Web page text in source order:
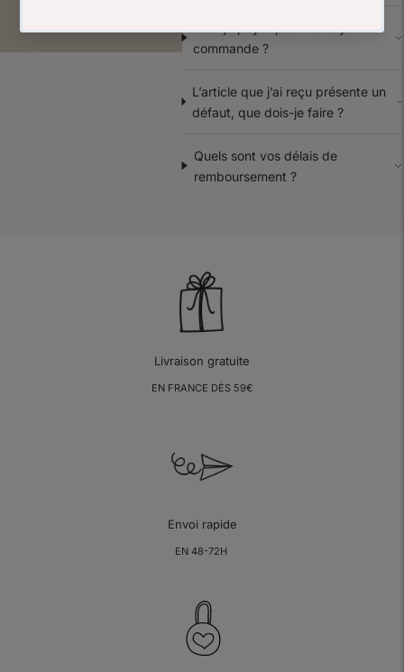
commande ?
L’article que j’ai reçu présente un
défaut, que dois-je faire ?
Quels sont vos délais de
remboursement ?
Livraison gratuite
EN FRANCE DÈS 59€
Envoi rapide
EN 48-72H